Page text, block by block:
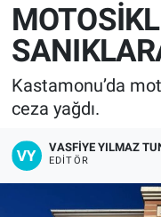
Kastamonu’da
ceza yağdı.
VASFIYE YILMAZ
EDITÖR